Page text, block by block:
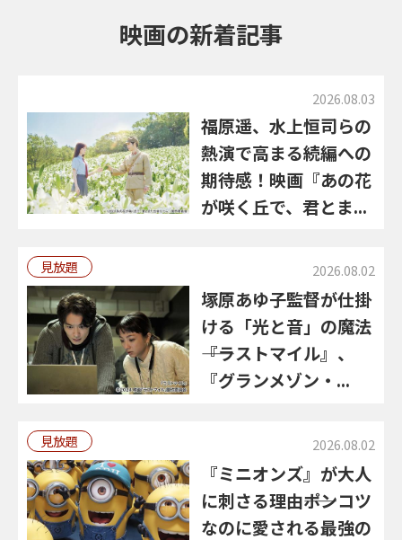
映画の新着記事
2026.08.03
福原遥、水上恒司らの
熱演で高まる続編への
期待感！映画『あの花
が咲く丘で、君とま...
見放題 2026.08.02
塚原あゆ子監督が仕掛
ける「光と音」の魔法
――『ラストマイル』、
『グランメゾン・...
見放題 2026.08.02
『ミニオンズ』が大人
に刺さる理由――ポンコツ
なのに愛される最強の